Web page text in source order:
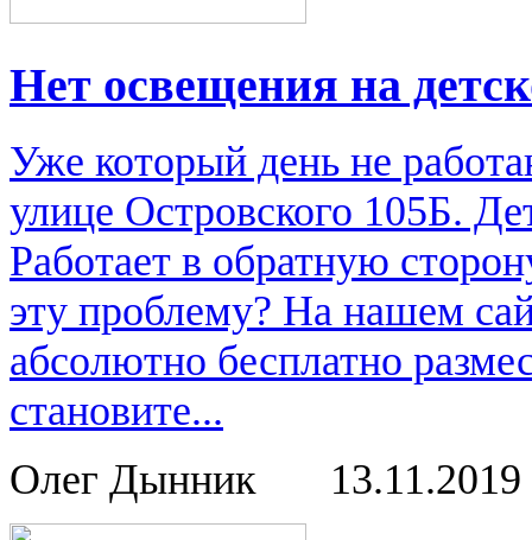
Нет освещения на
Уже который день не
улице Островского 105Б.
Работает в обратную
эту проблему? На нашем
абсолютно бесплатно
становите...
Олег Дынник
13.11.2019